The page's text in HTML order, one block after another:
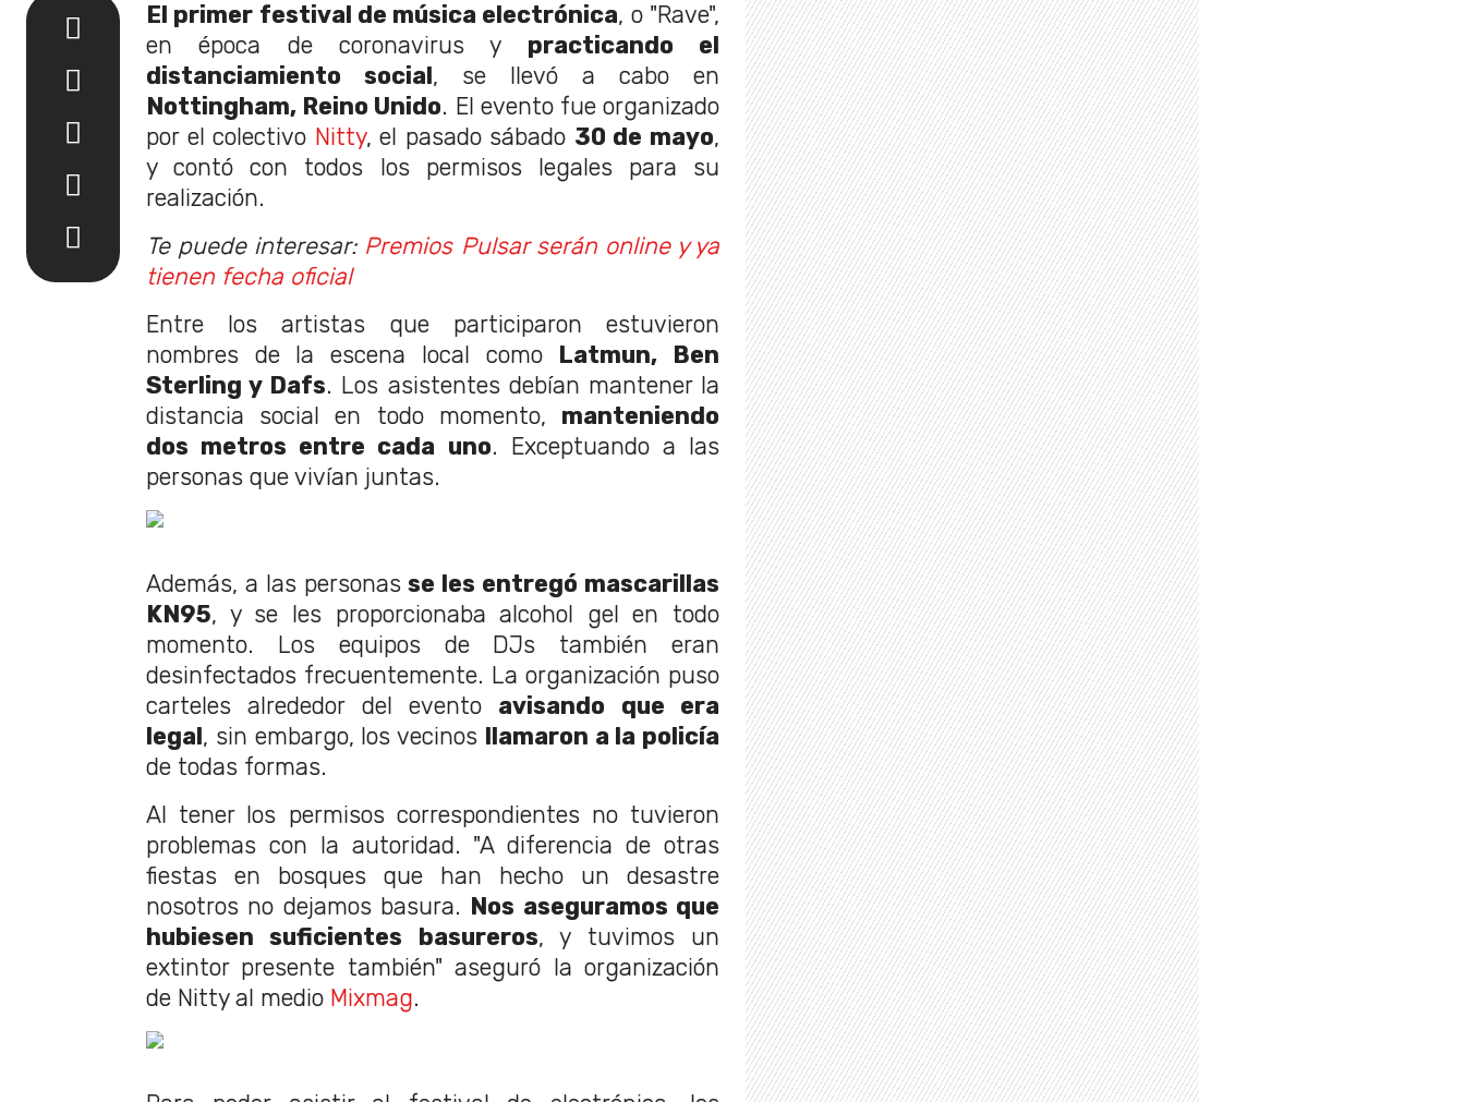
El primer festival de música electrónica, o "Rave",
en época de coronavirus y practicando el
distanciamiento social, se llevó a cabo en
Nottingham, Reino Unido. El evento fue organizado
por el colectivo Nitty, el pasado sábado 30 de mayo,
y contó con todos los permisos legales para su
realización.
Te puede interesar: Premios Pulsar serán online y ya
tienen fecha oficial
Entre los artistas que participaron estuvieron
nombres de la escena local como Latmun, Ben
Sterling y Dafs. Los asistentes debían mantener la
distancia social en todo momento, manteniendo
dos metros entre cada uno. Exceptuando a las
personas que vivían juntas.
Además, a las personasse les entregó mascarillas
KN95, y se les proporcionaba alcohol gel en todo
momento. Los equipos de DJs también eran
desinfectados frecuentemente. La organización puso
carteles alrededor del evento avisando que era
legal, sin embargo, los vecinos llamaron a la policía
de todas formas.
Al tener los permisos correspondientes no tuvieron
problemas con la autoridad. "A diferencia de otras
fiestas en bosques que han hecho un desastre
nosotros no dejamos basura. Nos aseguramos que
hubiesen suficientes basureros, y tuvimos un
extintor presente también" aseguró la organización
de Nitty al medio Mixmag.